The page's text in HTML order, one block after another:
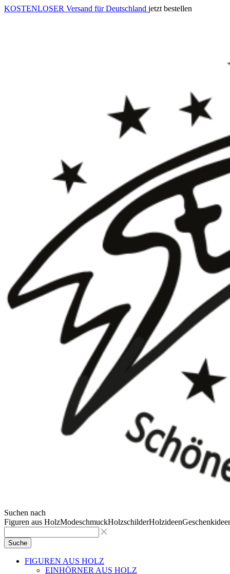
KOSTENLOSER Versand für Deutschland jetzt bestellen
Suchen nach
Figuren aus HolzModeschmuckHolzschilderHolzideen
Suche
FIGUREN AUS HOLZ
EINHÖRNER AUS HOLZ